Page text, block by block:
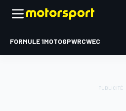
FORMULE 1MOTOGPWRCWEC